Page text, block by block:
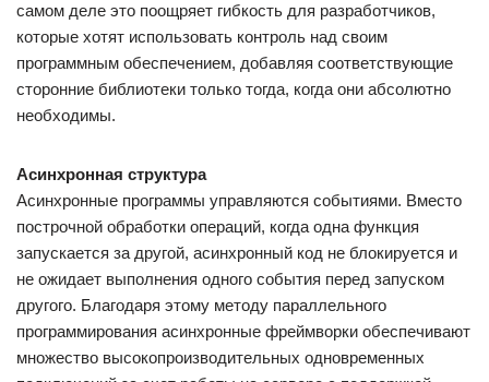
самом деле это поощряет гибкость для разработчиков,
которые хотят использовать контроль над своим
программным обеспечением, добавляя соответствующие
сторонние библиотеки только тогда, когда они абсолютно
необходимы.
Асинхронная структура
Асинхронные программы управляются событиями. Вместо
построчной обработки операций, когда одна функция
запускается за другой, асинхронный код не блокируется и
не ожидает выполнения одного события перед запуском
другого. Благодаря этому методу параллельного
программирования асинхронные фреймворки обеспечивают
множество высокопроизводительных одновременных